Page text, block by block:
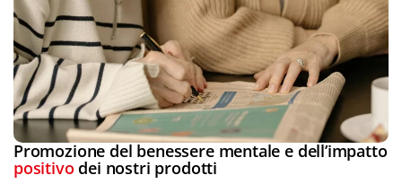
Promozione del benessere mentale e dell’impatto
positivo dei nostri prodotti